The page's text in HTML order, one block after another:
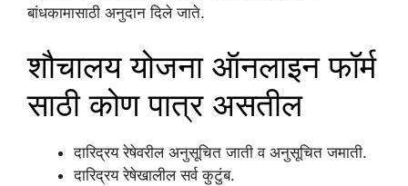
बांधकामासाठी अनुदान दिले जाते.
शौचालय योजना ऑनलाइन फॉर्म
साठी कोण पात्र असतील
दारिद्रय रेषेवरील अनुसूचित जाती व अनुसूचित जमाती.
दारिद्रय रेषेखालील सर्व कुटुंब.